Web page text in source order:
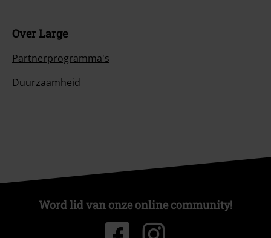
Over Large
Partnerprogramma's
Duurzaamheid
Word lid van onze online community!